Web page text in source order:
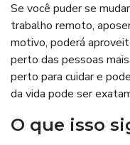
Se você puder se
trabalho remoto,
motivo, poderá
perto das pessoas
perto para cuidar e
da vida pode ser
O que isso